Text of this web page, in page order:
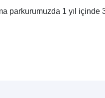
parkurumuzda 1 yıl